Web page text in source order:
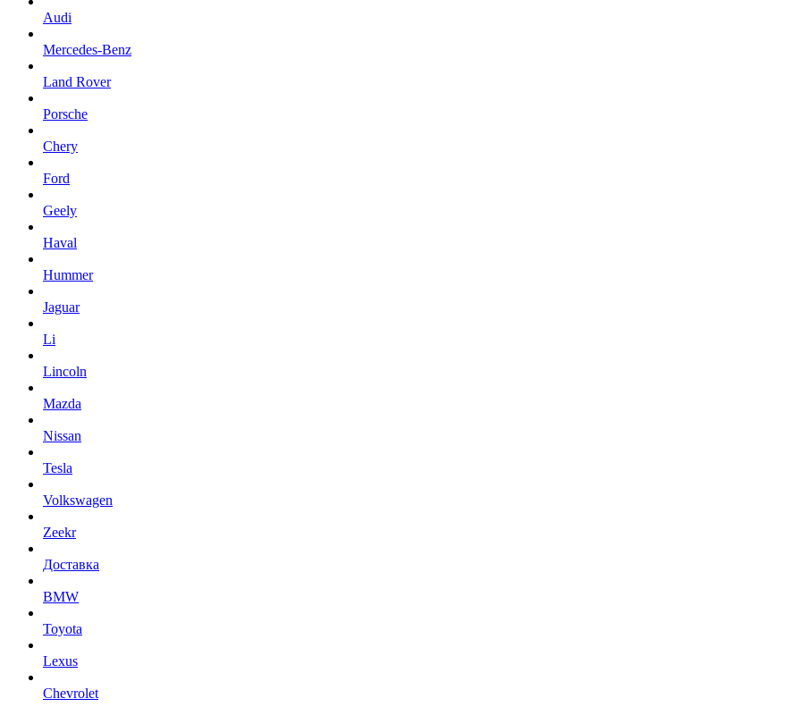
Audi
Mercedes-Benz
Land Rover
Porsche
Chery
Ford
Geely
Haval
Hummer
Jaguar
Li
Lincoln
Mazda
Nissan
Tesla
Volkswagen
Zeekr
Доставка
BMW
Toyota
Lexus
Chevrolet